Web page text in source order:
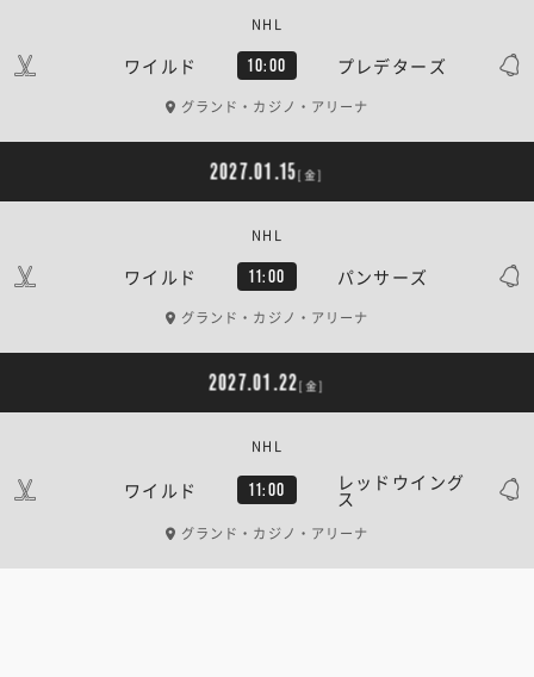
ワイルド 10:00 プレデターズ
NHL
グランド・カジノ・アリーナ
2027.01.15[金]
ワイルド 11:00 パンサーズ
NHL
グランド・カジノ・アリーナ
2027.01.22[金]
ワイルド 11:00 レッドウイング
ス
NHL
グランド・カジノ・アリーナ